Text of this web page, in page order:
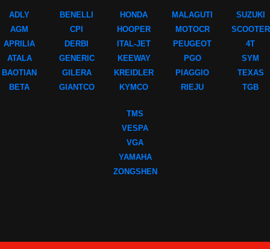
ADLY
AGM
APRILIA
ATALA
BAOTIAN
BETA
BENELLI
CPI
DERBI
GENERIC
GILERA
GIANTCO
HONDA
HOOPER
ITAL-JET
KEEWAY
KREIDLER
KYMCO
MALAGUTI
MOTOCR
PEUGEOT
PGO
PIAGGIO
RIEJU
SUZUKI
SCOOTER
4T
SYM
TEXAS
TGB
TMS
VESPA
VGA
YAMAHA
ZONGSHEN